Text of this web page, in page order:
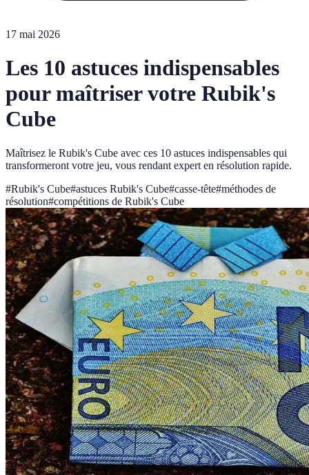
17 mai 2026
Les 10 astuces indispensables
pour maîtriser votre Rubik's
Cube
Maîtrisez le Rubik's Cube avec ces 10 astuces indispensables qui
transformeront votre jeu, vous rendant expert en résolution rapide.
#Rubik's Cube#astuces Rubik's Cube#casse-tête#méthodes de
résolution#compétitions de Rubik's Cube